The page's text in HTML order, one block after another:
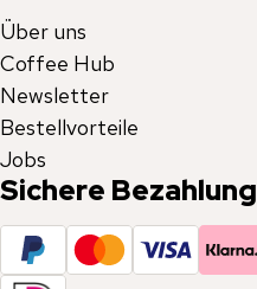
Über uns
Coffee Hub
Newsletter
Bestellvorteile
Jobs
Sichere Bezahlung